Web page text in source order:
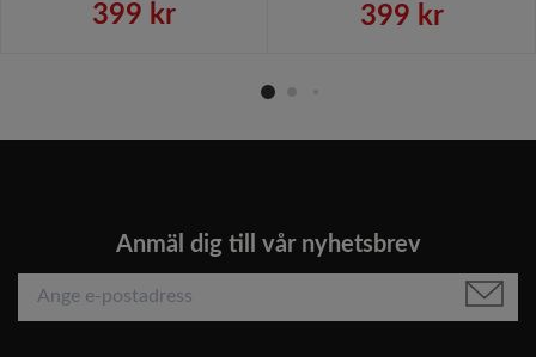
399 kr 399 kr
Anmäl dig till vår nyhetsbrev